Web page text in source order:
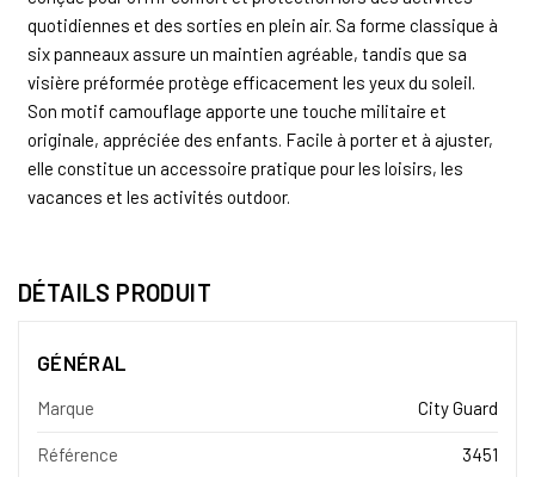
quotidiennes et des sorties en plein air. Sa forme classique à
six panneaux assure un maintien agréable, tandis que sa
visière préformée protège efficacement les yeux du soleil.
Son motif camouflage apporte une touche militaire et
originale, appréciée des enfants. Facile à porter et à ajuster,
elle constitue un accessoire pratique pour les loisirs, les
vacances et les activités outdoor.
DÉTAILS PRODUIT
GÉNÉRAL
Marque City Guard
Référence 3451